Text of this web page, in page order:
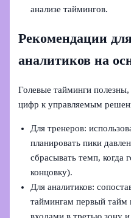
анализе таймингов.
Рекомендации
аналитиков на
Голевые тайминги
цифр к управляемым
Для тренеров:
планировать пики
сбрасывать темп, когда
концовку).
Для аналитиков:
таймингам первый тайм
входами в третью зону